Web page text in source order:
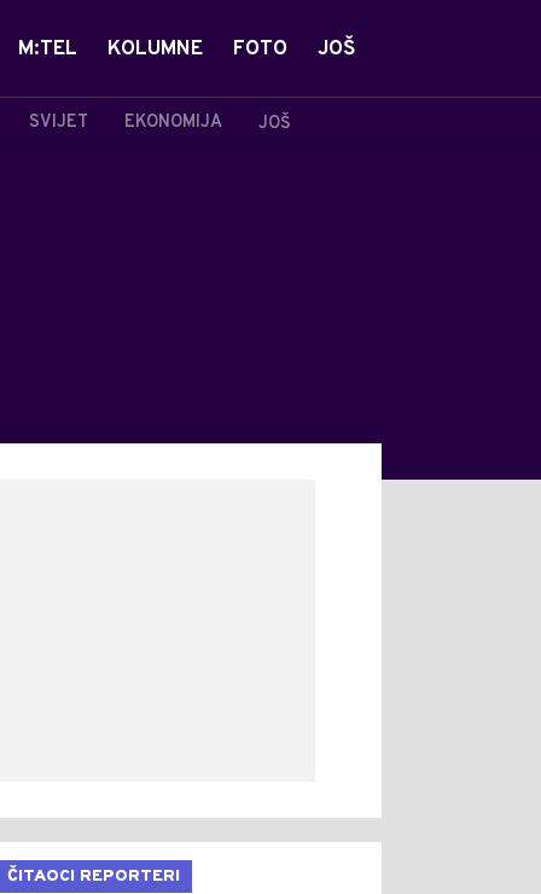
SVIJET EKONOMIJA JOŠ
M:TEL KOLUMNE FOTO JOŠ
ČITAOCI REPORTERI